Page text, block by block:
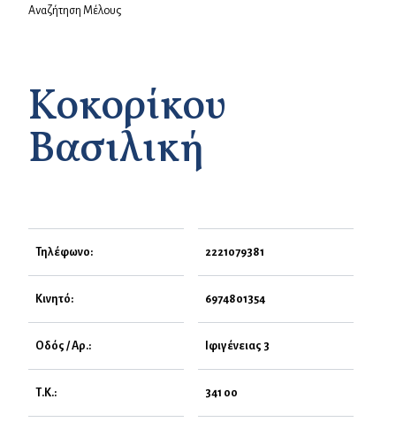
Αναζήτηση Μέλους
Κοκορίκου
Βασιλική
Τηλέφωνο: 2221079381
Κινητό: 6974801354
Οδός / Αρ.: Ιφιγένειας 3
Τ.Κ.: 341 00